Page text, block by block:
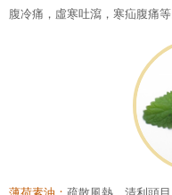
腹冷痛，虛寒吐瀉，寒疝腹痛